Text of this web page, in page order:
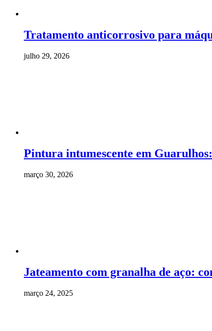
Tratamento anticorrosivo para
julho 29, 2026
Pintura intumescente em
março 30, 2026
Jateamento com granalha de aço:
março 24, 2025